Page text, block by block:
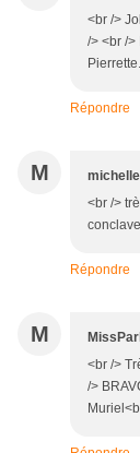
<br />
/> <br />
Répondre
M
<br />
Répondre
M
<br />
/>